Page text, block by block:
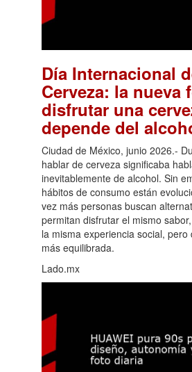
Día Internacional
Cerveza: la nueva
disfrutar una
depende del
Ciudad de México, junio 2026.-
hablar de cerveza significaba
inevitablemente de alcohol. Sin
hábitos de consumo están
vez más personas buscan
permitan disfrutar el mismo
la misma experiencia social, pero
más equilibrada.
Lado.mx